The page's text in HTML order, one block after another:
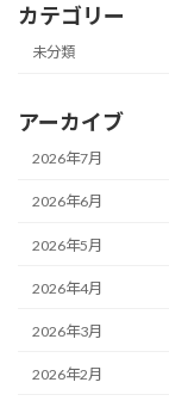
カテゴリー
未分類
アーカイブ
2026年7月
2026年6月
2026年5月
2026年4月
2026年3月
2026年2月